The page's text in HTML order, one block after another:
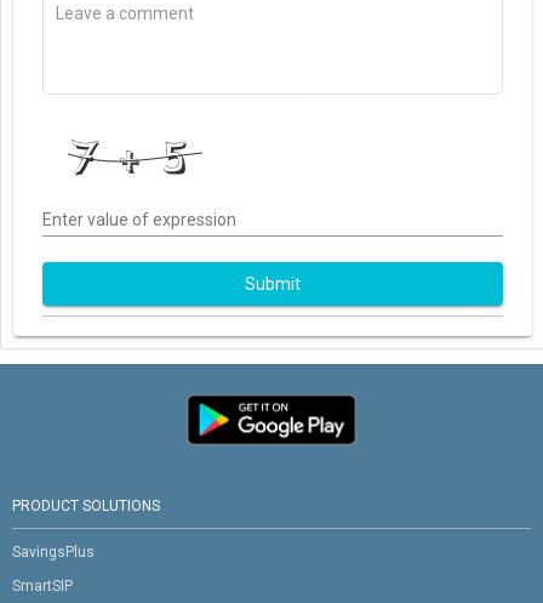
Enter value of expression
Submit
PRODUCT SOLUTIONS
SavingsPlus
SmartSIP